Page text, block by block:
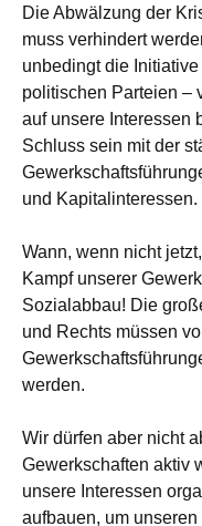
Die Abwälzung der
muss verhindert
unbedingt die
politischen Parteien –
auf unsere Interessen
Schluss sein mit der
und Kapitalinteressen.
Wann, wenn nicht
Kampf unserer
Sozialabbau! Die
und Rechts müssen
werden.
Wir dürfen aber nicht
Gewerkschaften aktiv
unsere Interessen
aufbauen, um